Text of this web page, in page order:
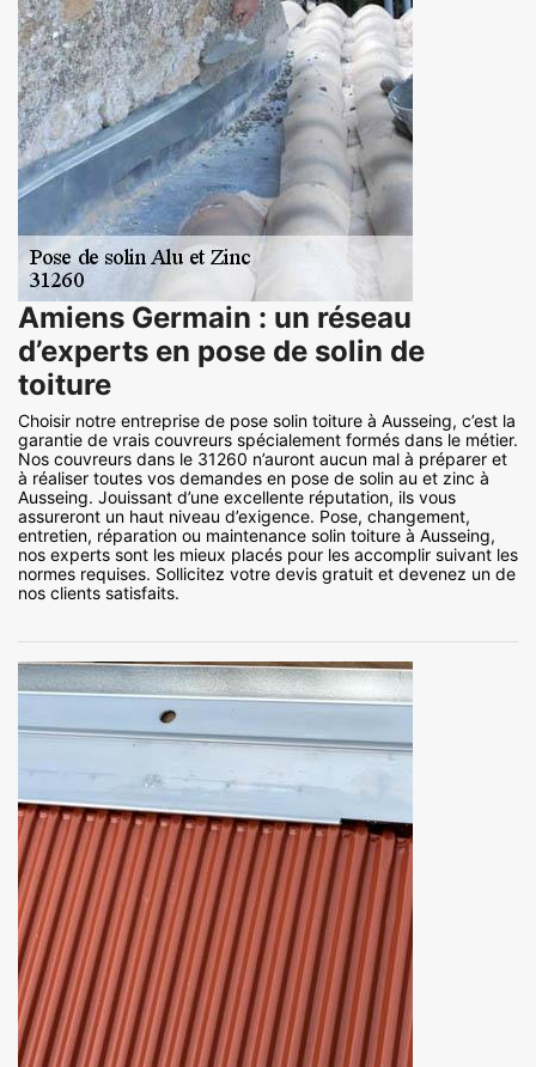
Amiens Germain : un réseau
d’experts en pose de solin de
toiture
Choisir notre entreprise de pose solin toiture à Ausseing, c’est la
garantie de vrais couvreurs spécialement formés dans le métier.
Nos couvreurs dans le 31260 n’auront aucun mal à préparer et
à réaliser toutes vos demandes en pose de solin au et zinc à
Ausseing. Jouissant d’une excellente réputation, ils vous
assureront un haut niveau d’exigence. Pose, changement,
entretien, réparation ou maintenance solin toiture à Ausseing,
nos experts sont les mieux placés pour les accomplir suivant les
normes requises. Sollicitez votre devis gratuit et devenez un de
nos clients satisfaits.